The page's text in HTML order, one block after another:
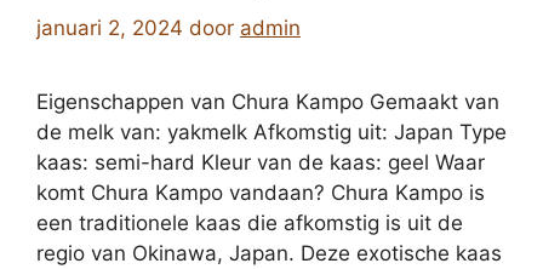
januari 2, 2024 door admin
Eigenschappen van Chura Kampo Gemaakt van
de melk van: yakmelk Afkomstig uit: Japan Type
kaas: semi-hard Kleur van de kaas: geel Waar
komt Chura Kampo vandaan? Chura Kampo is
een traditionele kaas die afkomstig is uit de
regio van Okinawa, Japan. Deze exotische kaas